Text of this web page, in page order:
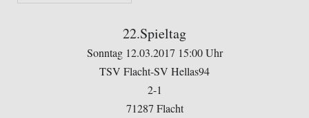
22.Spieltag
Sonntag 12.03.2017 15:00 Uhr
TSV Flacht-SV Hellas94
2-1
71287 Flacht